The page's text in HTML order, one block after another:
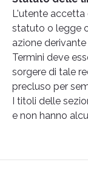
L'utente accetta
statuto o legge
azione
Termini deve
sorgere di tale
precluso per
I titoli delle
e non hanno